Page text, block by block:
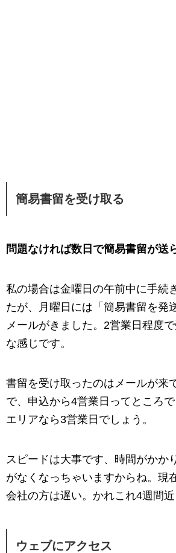
簡易書留を受け取る
問題なければ数日で簡易書留が送
私の場合は金曜日の午前中に手続
たが、月曜日には「簡易書留を発
メールがきました。2営業日程度
な感じです。
書留を受け取ったのはメールが来
で、申込から4営業日ってところ
エリアなら3営業日でしょう。
スピードは大事です、時間がかか
がなくなっちゃいますからね。現
会社の方は遅い。かれこれ4週間近
ウェブにアクセス